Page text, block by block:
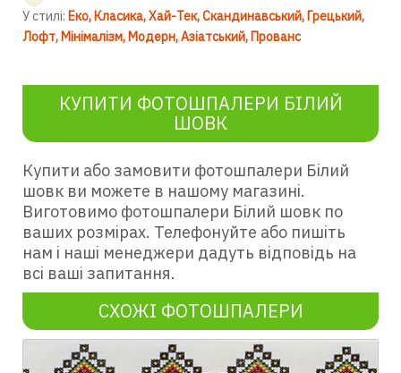
У стилі: Еко Класика Хай-Тек Скандинавський Грецький
Лофт Мінімалізм Модерн Азіатський Прованс
КУПИТИ ФОТОШПАЛЕРИ БІЛИЙ
ШОВК
Купити або замовити фотошпалери Білий
шовк ви можете в нашому магазині.
Виготовимо фотошпалери Білий шовк по
ваших розмірах. Телефонуйте або пишіть
нам і наші менеджери дадуть відповідь на
всі ваші запитання.
СХОЖІ ФОТОШПАЛЕРИ